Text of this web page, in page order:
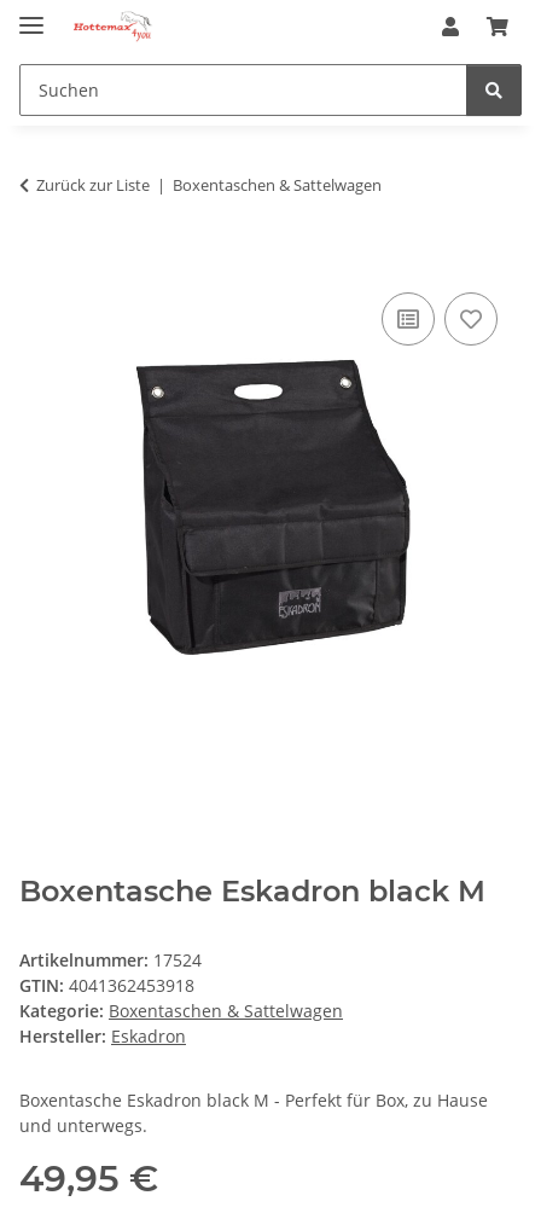
Zurück zur Liste Boxentaschen & Sattelwagen
Boxentasche Eskadron black M
Artikelnummer: 17524
GTIN: 4041362453918
Kategorie: Boxentaschen & Sattelwagen
Hersteller: Eskadron
Boxentasche Eskadron black M - Perfekt für Box, zu Hause
und unterwegs.
49,95 €